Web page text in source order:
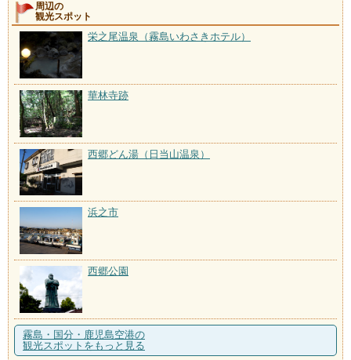
周辺の
観光スポット
栄之尾温泉（霧島いわさきホテル）
華林寺跡
西郷どん湯（日当山温泉）
浜之市
西郷公園
霧島・国分・鹿児島空港の
観光スポットをもっと見る